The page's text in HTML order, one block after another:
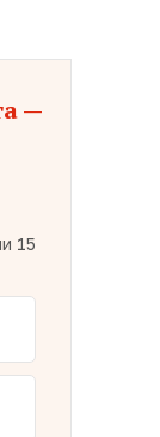
—
15